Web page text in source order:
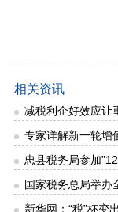
相关资讯
减税利企好效应让
专家详解新一轮
忠县税务局参加
国家税务总局举办
新华网：“税”杯变